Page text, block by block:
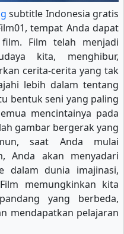
subtitle Indonesia gratis
tempat Anda dapat
Film telah menjadi
kita, menghibur,
cerita-cerita yang tak
lebih dalam tentang
bentuk seni yang paling
mencintainya pada
gambar bergerak yang
saat Anda mulai
Anda akan menyadari
dalam dunia imajinasi,
memungkinkan kita
yang berbeda,
mendapatkan pelajaran